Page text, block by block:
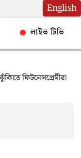
English
লাইভ টিভি
ফিটনেসপ্রেমীরা